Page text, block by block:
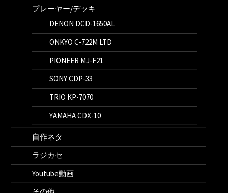
プレーヤー/デッキ
DENON DCD-1650AL
ONKYO C-722M LTD
PIONEER MJ-F21
SONY CDP-33
TRIO KP-7070
YAMAHA CDX-10
自作ネタ
ラジカセ
Youtube動画